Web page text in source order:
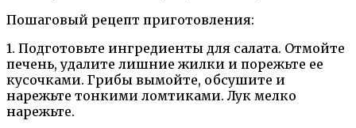
Пошаговый рецепт приготовления:
1. Подготовьте ингредиенты для салата. Отмойте
печень, удалите лишние жилки и порежьте ее
кусочками. Грибы вымойте, обсушите и
нарежьте тонкими ломтиками. Лук мелко
нарежьте.